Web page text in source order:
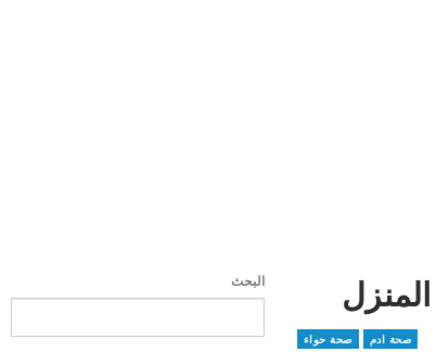
صحة ادم صحة حواء
البحث